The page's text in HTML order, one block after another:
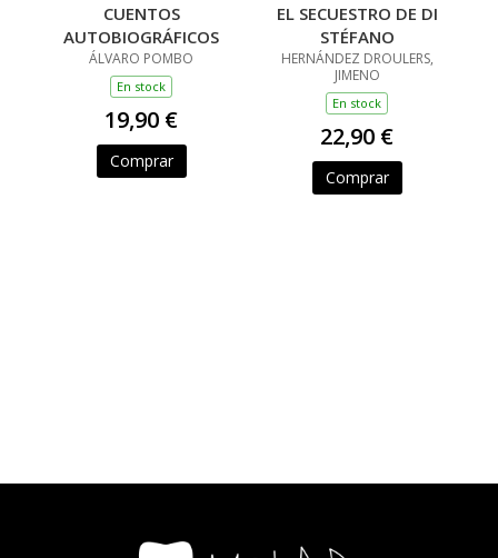
CUENTOS
AUTOBIOGRÁFICOS
ÁLVARO POMBO
En stock
19,90 €
Comprar
EL SECUESTRO DE DI
STÉFANO
HERNÁNDEZ DROULERS,
JIMENO
En stock
22,90 €
Comprar